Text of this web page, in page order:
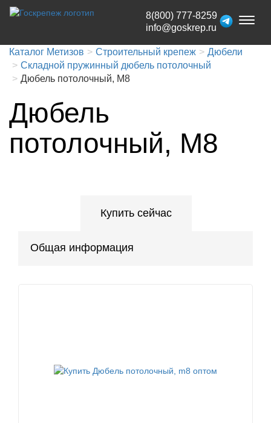
Toggle
8(800) 777-8259
info@goskrep.ru
Каталог Метизов Строительный крепеж
Дюбели
Складной пружинный дюбель потолочный
Дюбель потолочный, M8
Дюбель
потолочный, M8
Купить сейчас
Общая информация